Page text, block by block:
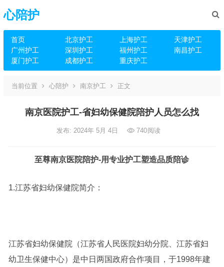
心陪护
首页 北京护工 上海护工
天津护工
广州护工
深圳护工 福州护工
南昌护工
厦门护工
成都护工 重庆护工
当前位置 心陪护 南京护工 正文
南京医院护工-省妇幼保健院陪护人员怎么找
发布: 2024年 5月 4日 740阅读
至尊南京医院陪护-用专业护工塑造品质陪诊
1.江苏省妇幼保健院简介：
江苏省妇幼保健院（江苏省人民医院妇幼分院、江苏省妇
幼卫生保健中心）是中日两国政府合作项目，于1998年建